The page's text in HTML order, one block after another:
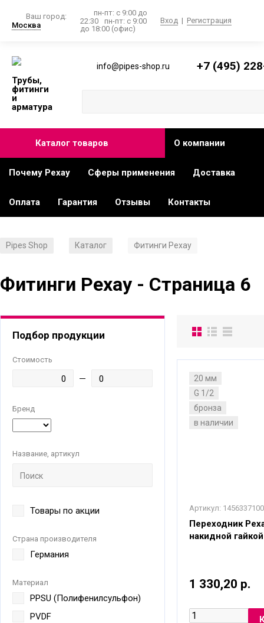
Ваш город:
Москва
пн-пт: с 9:00 до
22:30
пн-пт: с 9:00
до 18:00 (офис)
Вход | Регистрация
Трубы,
фитинги
и
арматура
info@pipes-shop.ru +7 (495)
Каталог товаров О компании
Почему Рехау Сферы применения Доставка
Оплата Гарантия Отзывы Контакты
Pipes Shop Каталог Фитинги Рехау
Фитинги Рехау - Страница 6
Подбор продукции
Стоимость
Бренд
Название, артикул
Товары по акции
Страна производителя
Германия
Материал
PPSU (Полифенилсульфон)
PVDF
20 мм
G 1/2
бронза
в наличии
Артикул:
Переходник
накидной
1 330,20 р.